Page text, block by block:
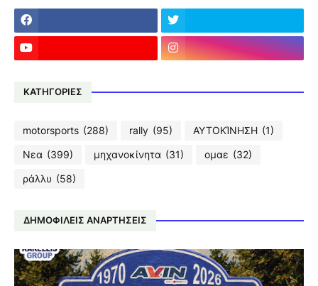
ΚΑΤΗΓΟΡΙΕΣ
motorsports (288) rally (95) ΑΥΤΟΚΊΝΗΣΗ (1)
Νεα (399) μηχανοκίνητα (31) ομαε (32)
ράλλυ (58)
ΔΗΜΟΦΙΛΕΙΣ ΑΝΑΡΤΗΣΕΙΣ